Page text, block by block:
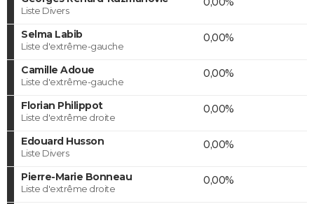
Liste Divers
Selma Labib
Liste d'extrême-gauche
0,00%
Camille Adoue
Liste d'extrême-gauche
0,00%
Florian Philippot
Liste d'extrême droite
0,00%
Edouard Husson
Liste Divers
0,00%
Pierre-Marie Bonneau
Liste d'extrême droite
0,00%